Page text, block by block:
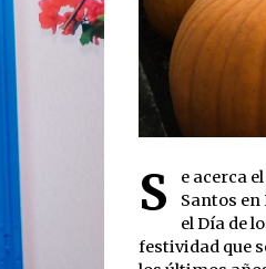
S
e acerca
Santos en
el Día de
festividad que